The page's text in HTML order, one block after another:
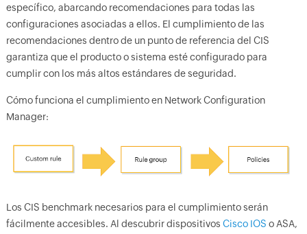
específico, abarcando recomendaciones para todas las
configuraciones asociadas a ellos. El cumplimiento de las
recomendaciones dentro de un punto de referencia del CIS
garantiza que el producto o sistema esté configurado para
cumplir con los más altos estándares de seguridad.
Cómo funciona el cumplimiento en Network Configuration
Manager:
Los CIS benchmark necesarios para el cumplimiento serán
fácilmente accesibles. Al descubrir dispositivos Cisco IOS o ASA,